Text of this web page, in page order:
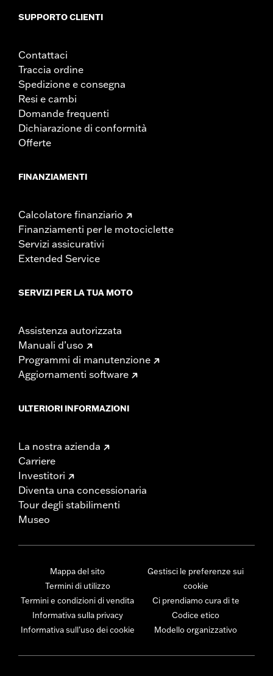
SUPPORTO CLIENTI
Contattaci
Traccia ordine
Spedizione e consegna
Resi e cambi
Domande frequenti
Dichiarazione di conformità
Offerte
FINANZIAMENTI
Calcolatore finanziario
Finanziamenti per le motociclette
Servizi assicurativi
Extended Service
SERVIZI PER LA TUA MOTO
Assistenza autorizzata
Manuali d’uso
Programmi di manutenzione
Aggiornamenti software
ULTERIORI INFORMAZIONI
La nostra azienda
Carriere
Investitori
Diventa una concessionaria
Tour degli stabilimenti
Museo
Mappa del sito
Termini di utilizzo
Termini e condizioni di vendita
Informativa sulla privacy
Informativa sull’uso dei cookie
Gestisci le preferenze sui
cookie
Ci prendiamo cura di te
Codice etico
Modello organizzativo